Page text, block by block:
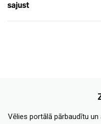
sajust
Vēlies portālā pārbaudītu